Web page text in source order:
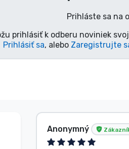
Prihláste sa na
prihlásiť k odberu noviniek
Prihlásiť sa, alebo Zaregistrujte
Anonymný